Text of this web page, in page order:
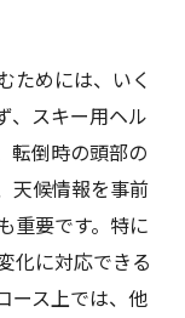
ためには、いく
、スキー用ヘル
転倒時の頭部の
天候情報を事前
重要です。特に
化に対応できる
ース上では、他